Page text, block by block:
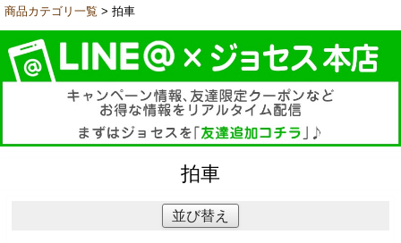
商品カテゴリ一覧 > 拍車
拍車
並び替え